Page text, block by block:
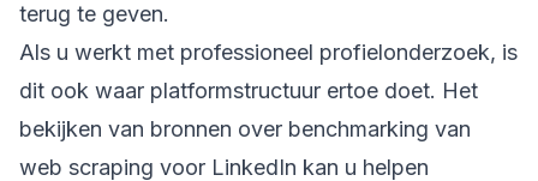
terug te geven.
Als u werkt met professioneel profielonderzoek, is
dit ook waar platformstructuur ertoe doet. Het
bekijken van bronnen over benchmarking van
web scraping voor LinkedIn kan u helpen